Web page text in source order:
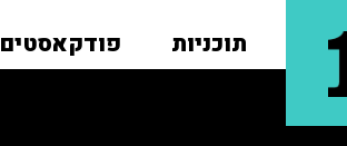
תוכניות פודקאסטים